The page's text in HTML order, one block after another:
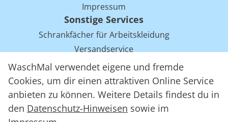
WaschMal verwendet eigene und fremde
Cookies, um dir einen attraktiven Online Service
anbieten zu können. Weitere Details findest du in
den Datenschutz-Hinweisen sowie im
Impressum
Sonstige Services
Schrankfächer für Arbeitskleidung
Versandservice
Einsparpotentiale für Mietwäsche bei Arbeitskleidung
Arbeitskleidung Tracking mit RFID
WaschMal GmbH 2016 – 2026